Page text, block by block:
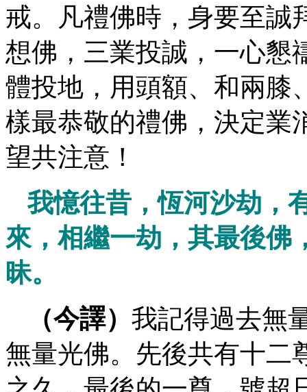
戒。凡禮佛時，身要至誠
想佛，三業投誠，一心懇
體投地，用頭額、和兩膝
樣最恭敬的禮佛，決定業
望共注意！
我憶往昔，恆河沙劫，
來，相繼一劫，其最後佛
昧。
（今譯） 我記得過去無
無量光佛。先後共有十二